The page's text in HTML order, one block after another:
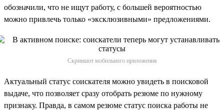
обозначили, что не ищут работу, с большей вероятностью
можно привлечь только «эксклюзивными» предложениями.
Скриншот мобильного приложения
Актуальный статус соискателя можно увидеть в поисковой
выдаче, что позволяет сразу отобрать резюме по нужному
признаку. Правда, в самом резюме статус поиска работы не